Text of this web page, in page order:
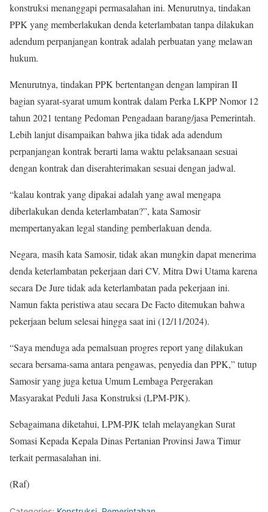
konstruksi menanggapi permasalahan ini. Menurutnya, tindakan
PPK yang memberlakukan denda keterlambatan tanpa dilakukan
adendum perpanjangan kontrak adalah perbuatan yang melawan
hukum.
Menurutnya, tindakan PPK bertentangan dengan lampiran II
bagian syarat-syarat umum kontrak dalam Perka LKPP Nomor 12
tahun 2021 tentang Pedoman Pengadaan barang/jasa Pemerintah.
Lebih lanjut disampaikan bahwa jika tidak ada adendum
perpanjangan kontrak berarti lama waktu pelaksanaan sesuai
dengan kontrak dan diserahterimakan sesuai dengan jadwal.
“kalau kontrak yang dipakai adalah yang awal mengapa
diberlakukan denda keterlambatan?”, kata Samosir
mempertanyakan legal standing pemberlakuan denda.
Negara, masih kata Samosir, tidak akan mungkin dapat menerima
denda keterlambatan pekerjaan dari CV. Mitra Dwi Utama karena
secara De Jure tidak ada keterlambatan pada pekerjaan ini.
Namun fakta peristiwa atau secara De Facto ditemukan bahwa
pekerjaan belum selesai hingga saat ini (12/11/2024).
“Saya menduga ada pemalsuan progres report yang dilakukan
secara bersama-sama antara pengawas, penyedia dan PPK,” tutup
Samosir yang juga ketua Umum Lembaga Pergerakan
Masyarakat Peduli Jasa Konstruksi (LPM-PJK).
Sebagaimana diketahui, LPM-PJK telah melayangkan Surat
Somasi Kepada Kepala Dinas Pertanian Provinsi Jawa Timur
terkait permasalahan ini.
(Raf)